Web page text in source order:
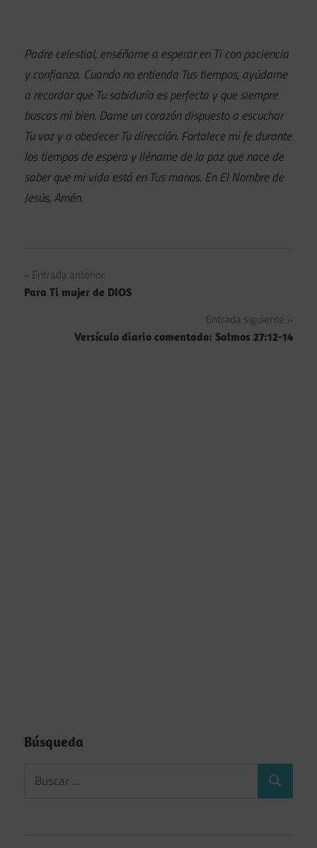
Padre celestial, enséñame a esperar en Ti con paciencia
y confianza. Cuando no entienda Tus tiempos, ayúdame
a recordar que Tu sabiduría es perfecta y que siempre
buscas mi bien. Dame un corazón dispuesto a escuchar
Tu voz y a obedecer Tu dirección. Fortalece mi fe durante
los tiempos de espera y lléname de la paz que nace de
saber que mi vida está en Tus manos. En El Nombre de
Jesús, Amén.
Navegación
de
entradas
Entrada anterior
Para Ti mujer de DIOS
Entrada siguiente
Versículo diario comentado: Salmos 27:12-14
Búsqueda